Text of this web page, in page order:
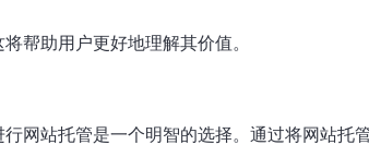
帮助用户更好地理解其价值。
行网站托管是一个明智的选择。通过将网站托